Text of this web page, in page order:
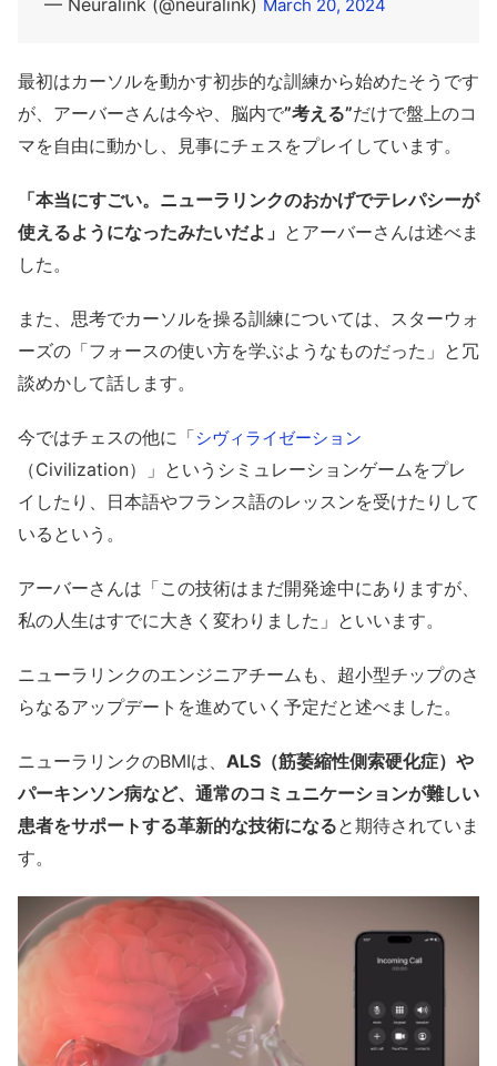
— Neuralink (@neuralink) March 20, 2024
最初はカーソルを動かす初歩的な訓練から始めたそうです
が、アーバーさんは今や、脳内で”考える”だけで盤上のコ
マを自由に動かし、見事にチェスをプレイしています。
「本当にすごい。ニューラリンクのおかげでテレパシーが
使えるようになったみたいだよ」 とアーバーさんは述べま
した。
また、思考でカーソルを操る訓練については、スターウォ
ーズの「フォースの使い方を学ぶようなものだった」と冗
談めかして話します。
今ではチェスの他に「シヴィライゼーション
（Civilization）」というシミュレーションゲームをプレ
イしたり、日本語やフランス語のレッスンを受けたりして
いるという。
アーバーさんは「この技術はまだ開発途中にありますが、
私の人生はすでに大きく変わりました」といいます。
ニューラリンクのエンジニアチームも、超小型チップのさ
らなるアップデートを進めていく予定だと述べました。
ニューラリンクのBMIは、 ALS（筋萎縮性側索硬化症）や
パーキンソン病など、通常のコミュニケーションが難しい
患者をサポートする革新的な技術になると期待されていま
す。